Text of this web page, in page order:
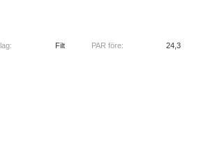
Filt PAR före: 24,3